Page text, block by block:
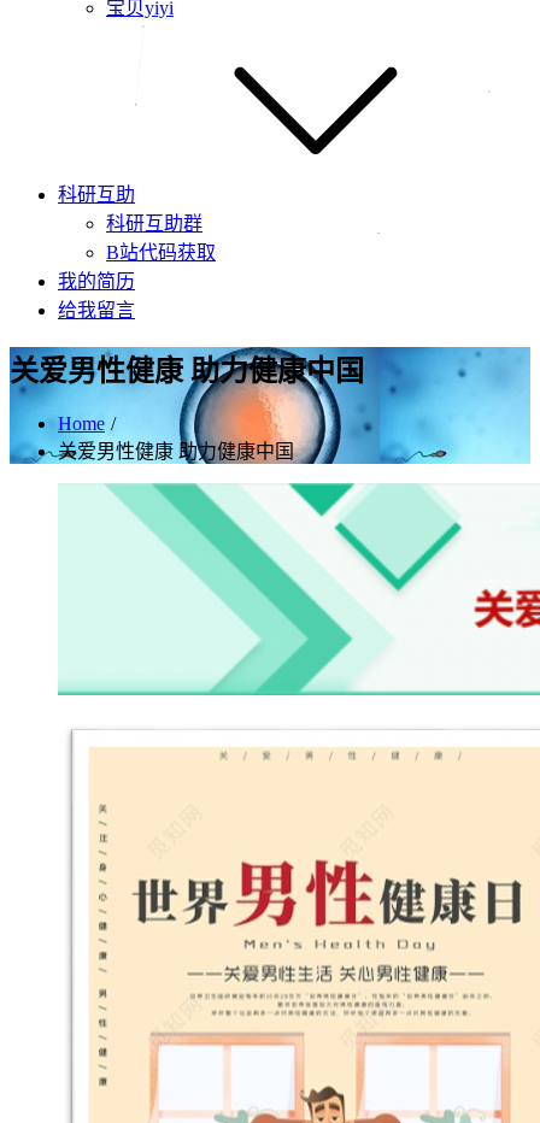
宝贝yiyi
科研互助
科研互助群
B站代码获取
我的简历
给我留言
关爱男性健康 助力健康中国
Home
关爱男性健康 助力健康中国